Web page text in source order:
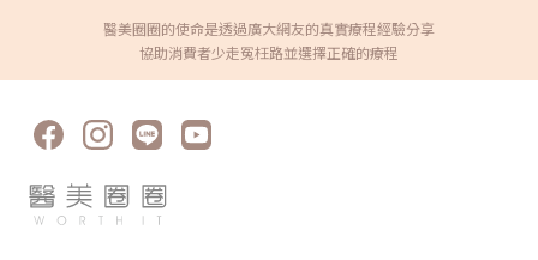
有所不同，這些方法都需要專業的醫師和諮詢人員為客戶量身設計，這也是
執行長堅持的理念，不斷追求更高的醫療水準，並提供全方位的抗老化醫學
保養，讓美，從真正的源頭開始！「我們醫師在治療客人時，最重要的，就
是把自然擺第一位，怎樣做才能讓客戶有感，而且維持效果的持久度最長，
立深厚關係，未來，景賀將持續優化貼心服務，跟上時代的腳步，創造更精
準的美學以及智能化的設備等等，讓不同世代的人由內而外，都變的「真
85號⭕️景賀醫美診所官方網站⭕️Instagram⭕️ Facebook
醫美圈圈的使命是透過廣大網友的真實療程經驗分享
協助消費者少走冤枉路並選擇正確的療程